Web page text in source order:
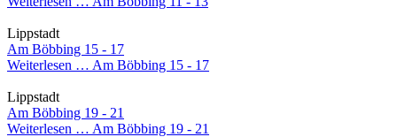
Lippstadt
Am Böbbing 15 - 17
Weiterlesen … Am Böbbing 15 - 17
Lippstadt
Am Böbbing 19 - 21
Weiterlesen … Am Böbbing 19 - 21